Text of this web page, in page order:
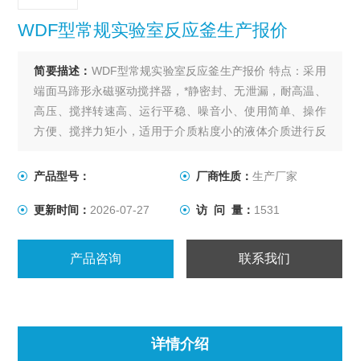
WDF型常规实验室反应釜生产报价
简要描述： WDF型常规实验室反应釜生产报价 特点：采用
端面马蹄形永磁驱动搅拌器，*静密封、无泄漏，耐高温、
高压、搅拌转速高、运行平稳、噪音小、使用简单、操作
方便、搅拌力矩小，适用于介质粘度小的液体介质进行反
应。
产品型号： 厂商性质： 生产厂家
更新时间： 2026-07-27 访 问 量： 1531
产品咨询 联系我们
详情介绍